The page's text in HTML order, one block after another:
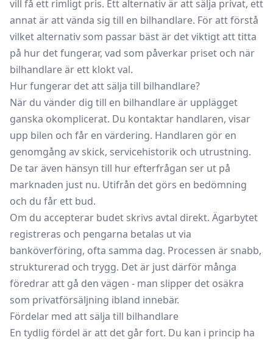
vill få ett rimligt pris. Ett alternativ är att sälja privat, ett
annat är att vända sig till en bilhandlare. För att förstå
vilket alternativ som passar bäst är det viktigt att titta
på hur det fungerar, vad som påverkar priset och när
bilhandlare är ett klokt val.
Hur fungerar det att sälja till bilhandlare?
När du vänder dig till en bilhandlare är upplägget
ganska okomplicerat. Du kontaktar handlaren, visar
upp bilen och får en värdering. Handlaren gör en
genomgång av skick, servicehistorik och utrustning.
De tar även hänsyn till hur efterfrågan ser ut på
marknaden just nu. Utifrån det görs en bedömning
och du får ett bud.
Om du accepterar budet skrivs avtal direkt. Ägarbytet
registreras och pengarna betalas ut via
banköverföring, ofta samma dag. Processen är snabb,
strukturerad och trygg. Det är just därför många
föredrar att gå den vägen - man slipper det osäkra
som privatförsäljning ibland innebär.
Fördelar med att sälja till bilhandlare
En tydlig fördel är att det går fort. Du kan i princip ha